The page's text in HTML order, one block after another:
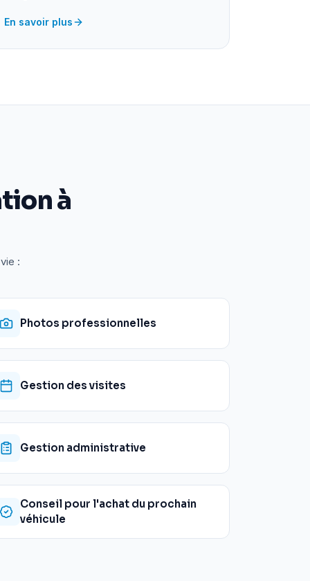
En savoir plus
à
:
Photos professionnelles
Gestion des visites
Gestion administrative
Conseil pour l'achat du prochain
véhicule